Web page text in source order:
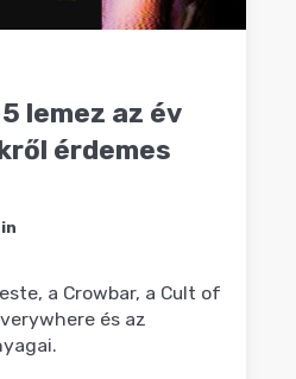
lemez az év
érdemes
a Crowbar, a Cult of
és az